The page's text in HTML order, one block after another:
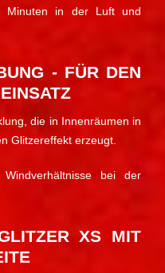
Minuten in der Luft und
- FÜR DEN
die in Innenräumen in
Glitzereffekt erzeugt.
bei der
XS MIT